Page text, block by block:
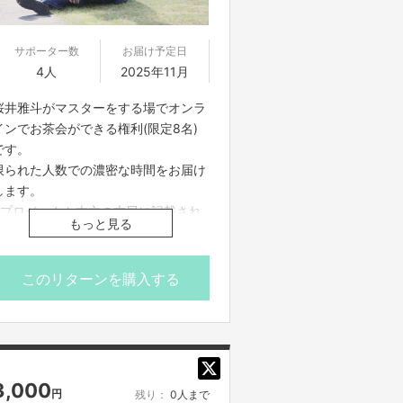
サポーター数
4人
お届け予定日
2025年11月
井雅斗がマスターをする場でオンラ
ンでお茶会ができる権利(限定8名)
。
られた人数での濃密な時間をお届け
す。
ロジェクト本文の末尾に記載され
いる【ご支援にあたってのご注意事
】を必ずご一読ください。
ちらのリターンは実施日の3日前
もっと見る
このリターンを購入する
円 残り： 0人まで